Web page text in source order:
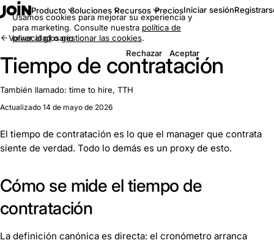
Producto Soluciones Recursos PreciosIniciar sesión
Volver al glosario
Tiempo de contratación
También llamado: time to hire, TTH
Actualizado 14 de mayo de 2026
El tiempo de contratación es lo que el manager que contrata
siente de verdad. Todo lo demás es un proxy de esto.
Cómo se mide el tiempo de
contratación
La definición canónica es directa: el cronómetro arranca
Usamos cookies para mejorar su experiencia y
para marketing. Consulte nuestra política de
privacidadogestionar las cookies.
Rechazar
Aceptar